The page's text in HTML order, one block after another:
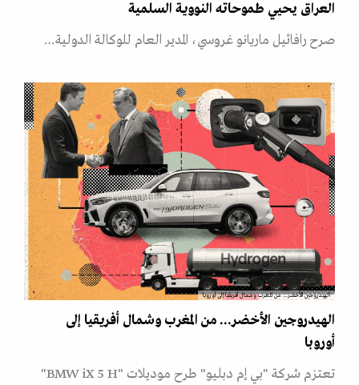
العراق يحيي طموحاته النووية السلمية
صرح رافائيل ماريانو غروسي، المدير العام للوكالة الدولية…
الهيدروجين الأخضر... من المغرب وشمال أفريقيا إلى أوروبا
الهيدروجين الأخضر... من المغرب وشمال أفريقيا إلى
أوروبا
تعتزم شركة "بي إم دبليو" طرح موديلات "BMW iX 5 H"